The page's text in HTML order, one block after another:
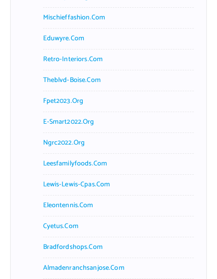
Mischieffashion.com
Eduwyre.com
Retro-Interiors.com
Theblvd-Boise.com
Fpet2023.org
E-Smart2022.org
Ngrc2022.org
Leesfamilyfoods.com
Lewis-Lewis-Cpas.com
Eleontennis.com
Cyetus.com
Bradfordshops.com
Almadenranchsanjose.com